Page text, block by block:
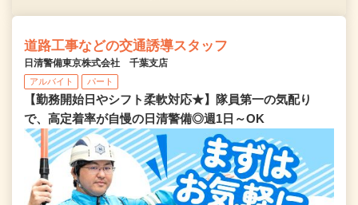
道路工事などの交通誘導スタッフ
日清警備東京株式会社 千葉支店
アルバイト パート
【勤務開始日やシフト柔軟対応★】隊員第一の気配り
で、高定着率が自慢の日清警備◎週1日～OK